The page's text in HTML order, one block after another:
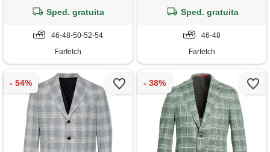
Sped. gratuita
46-48-50-52-54
Farfetch
Sped. gratuita
46-48
Farfetch